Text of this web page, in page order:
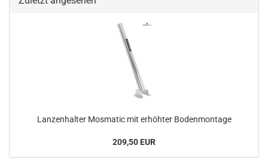
Lanzenhalter Mosmatic mit erhöhter Bodenmontage
209,50 EUR